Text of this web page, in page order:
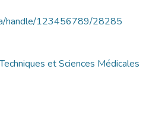
handle/123456789/28285
et Sciences Médicales